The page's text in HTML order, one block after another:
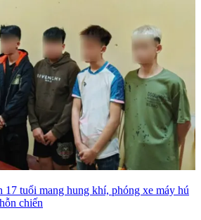
17 tuổi mang hung khí, phóng xe máy hú
chiến